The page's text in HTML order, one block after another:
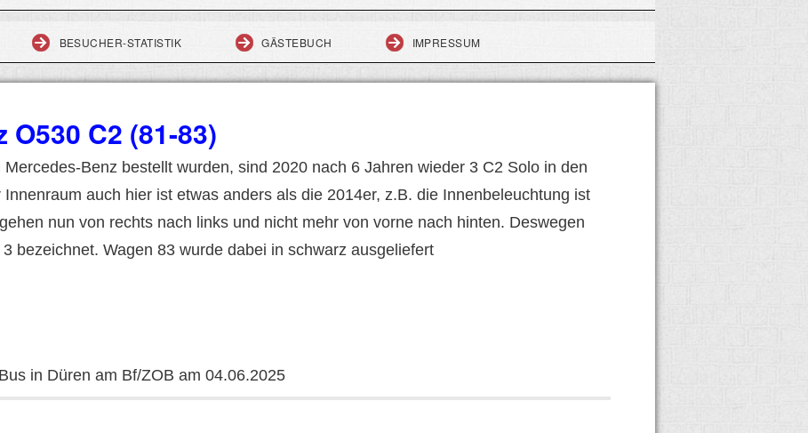
BESUCHER-STATISTIK GÄSTEBUCH IMPRESSUM
C2 (81-83)
Benz bestellt wurden, sind 2020 nach 6 Jahren wieder 3 C2 Solo in den
auch hier ist etwas anders als die 2014er, z.B. die Innenbeleuchtung ist
nun von rechts nach links und nicht mehr von vorne nach hinten. Deswegen
bezeichnet. Wagen 83 wurde dabei in schwarz ausgeliefert
in Düren am Bf/ZOB am 04.06.2025